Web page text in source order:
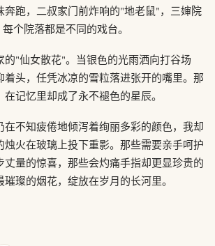
奔跑，二叔家门前炸响的"地老鼠"，三婶院
个院落都是不同的戏台。
的"仙女散花"。当银色的光雨洒向打谷场
着头，任凭冰凉的雪粒落进张开的嘴里。那
记忆里却成了永不褪色的星辰。
在不知疲倦地倾泻着绚丽多彩的颜色，我却
烛火在玻璃上投下重影。那些需要亲手呵护
丈量的惊喜，那些会灼痛手指却更显珍贵的
璨的烟花，绽放在岁月的长河里。